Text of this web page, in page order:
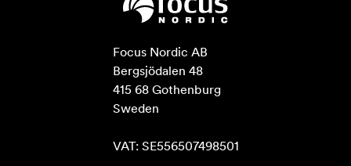
Focus Nordic AB
Bergsjödalen 48
415 68 Gothenburg
Sweden
VAT: SE556507498501